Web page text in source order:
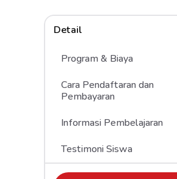
Detail
Program & Biaya
Cara Pendaftaran dan
Pembayaran
Informasi Pembelajaran
Testimoni Siswa